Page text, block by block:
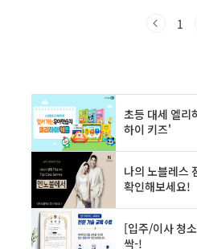
지금과는 사뭇 다른 모습일 것입니다.
** 대한민국의 미래를 심층적으로 분
산업 변화**부터 직업의 소멸과 탄생,
**AI 시대**에 더욱 각광받을 직업까지
사례와 전문가 평가를 바탕으..
1